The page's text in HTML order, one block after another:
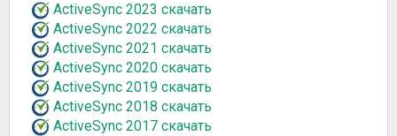
ActiveSync 2023 скачать
ActiveSync 2022 скачать
ActiveSync 2021 скачать
ActiveSync 2020 скачать
ActiveSync 2019 скачать
ActiveSync 2018 скачать
ActiveSync 2017 скачать